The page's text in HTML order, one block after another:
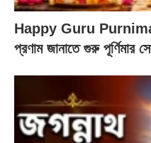
Happy Guru Purnima
প্রণাম জানাতে গুরু পূর্ণিমার